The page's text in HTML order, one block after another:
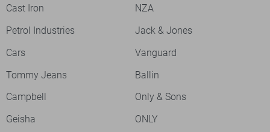
Cast Iron
NZA
Petrol Industries
Jack & Jones
Cars
Vanguard
Tommy Jeans
Ballin
Campbell
Only & Sons
Geisha
ONLY